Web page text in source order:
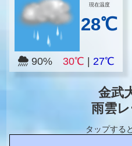
現在温度
28℃
90% 30℃ 27℃
金武
雨雲
タップする